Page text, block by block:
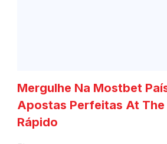
Mergulhe Na Mostbet
Apostas Perfeitas At
Rápido